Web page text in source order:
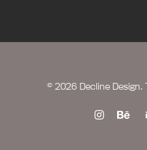
© 2026 Decline